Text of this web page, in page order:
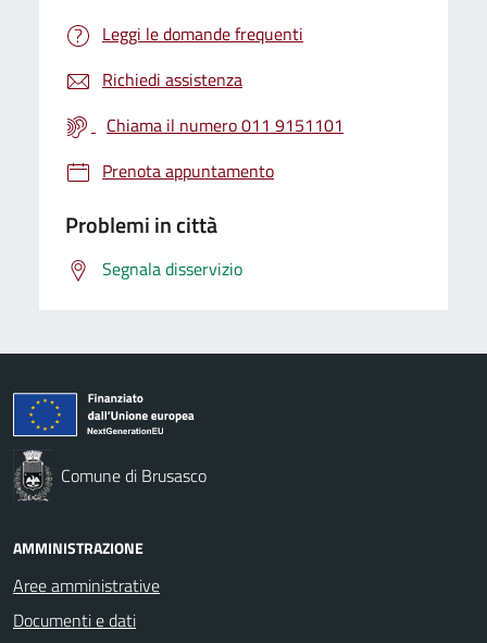
Leggi le domande frequenti
Richiedi assistenza
Chiama il numero 011 9151101
Prenota appuntamento
Problemi in città
Segnala disservizio
Comune di Brusasco
AMMINISTRAZIONE
Aree amministrative
Documenti e dati